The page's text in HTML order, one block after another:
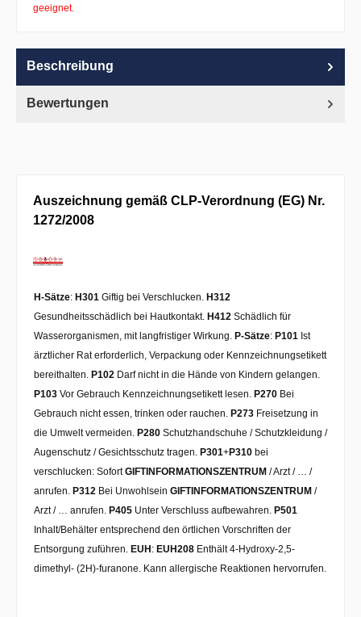
geeignet.
Beschreibung
Bewertungen
Auszeichnung gemäß CLP-Verordnung (EG) Nr.
1272/2008
H-Sätze: H301 Giftig bei Verschlucken. H312
Gesundheitsschädlich bei Hautkontakt. H412 Schädlich für
Wasserorganismen, mit langfristiger Wirkung. P-Sätze: P101 Ist
ärztlicher Rat erforderlich, Verpackung oder Kennzeichnungsetikett
bereithalten. P102 Darf nicht in die Hände von Kindern gelangen.
P103 Vor Gebrauch Kennzeichnungsetikett lesen. P270 Bei
Gebrauch nicht essen, trinken oder rauchen. P273 Freisetzung in
die Umwelt vermeiden. P280 Schutzhandschuhe / Schutzkleidung /
Augenschutz / Gesichtsschutz tragen. P301+P310 bei
verschlucken: SofortGIFTINFORMATIONSZENTRUM / Arzt / … /
anrufen. P312 Bei Unwohlsein GIFTINFORMATIONSZENTRUM /
Arzt / … anrufen. P405 Unter Verschluss aufbewahren. P501
Inhalt/Behälter entsprechend den örtlichen Vorschriften der
Entsorgung zuführen. EUH : EUH208 Enthält 4-Hydroxy-2,5-
dimethyl- (2H)-furanone. Kann allergische Reaktionen hervorrufen.